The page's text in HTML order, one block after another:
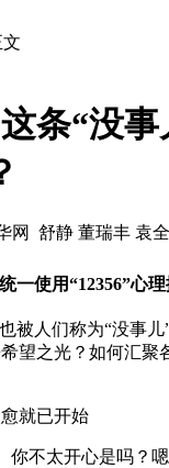
条“没
网 舒静 董瑞丰 袁
使用“12356”心理
被人们称为“没事
望之光？如何汇聚
就已开始
你不太开心是吗？